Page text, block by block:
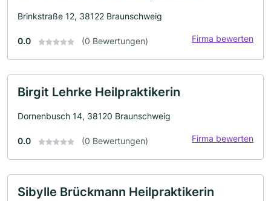
Brinkstraße 12, 38122 Braunschweig
0.0 (0 Bewertungen) Firma bewerten
Birgit Lehrke Heilpraktikerin
Dornenbusch 14, 38120 Braunschweig
0.0 (0 Bewertungen) Firma bewerten
Sibylle Brückmann Heilpraktikerin